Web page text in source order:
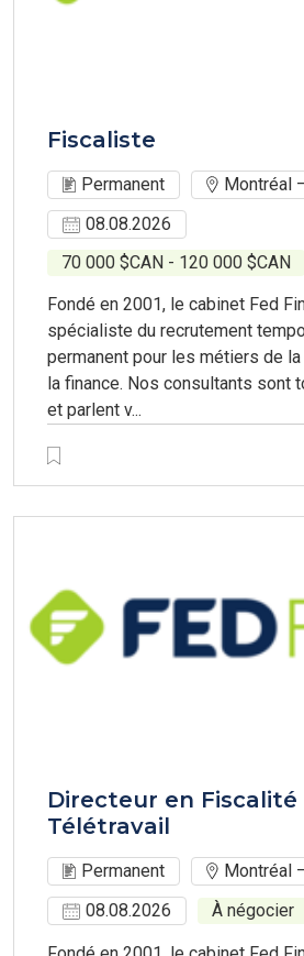
Fiscaliste
Permanent
Montréal
08.08.2026
70 000 $CAN - 120 000 $CAN
Fondé en 2001, le cabinet Fed
spécialiste du recrutement
permanent pour les métiers de
la finance. Nos consultants sont
et parlent v...
Directeur en Fiscalité
Télétravail
Permanent
Montréal
08.08.2026
À négocier